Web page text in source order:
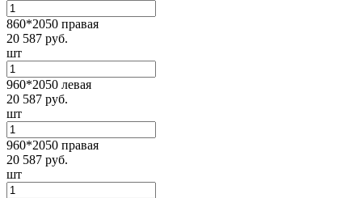
860*2050 правая
20 587 руб.
шт
960*2050 левая
20 587 руб.
шт
960*2050 правая
20 587 руб.
шт